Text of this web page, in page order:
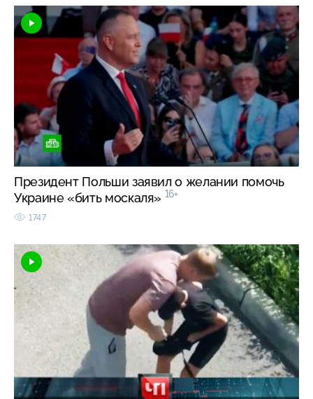
Президент Польши заявил о желании помочь
Украине «бить москаля» 16+
1747